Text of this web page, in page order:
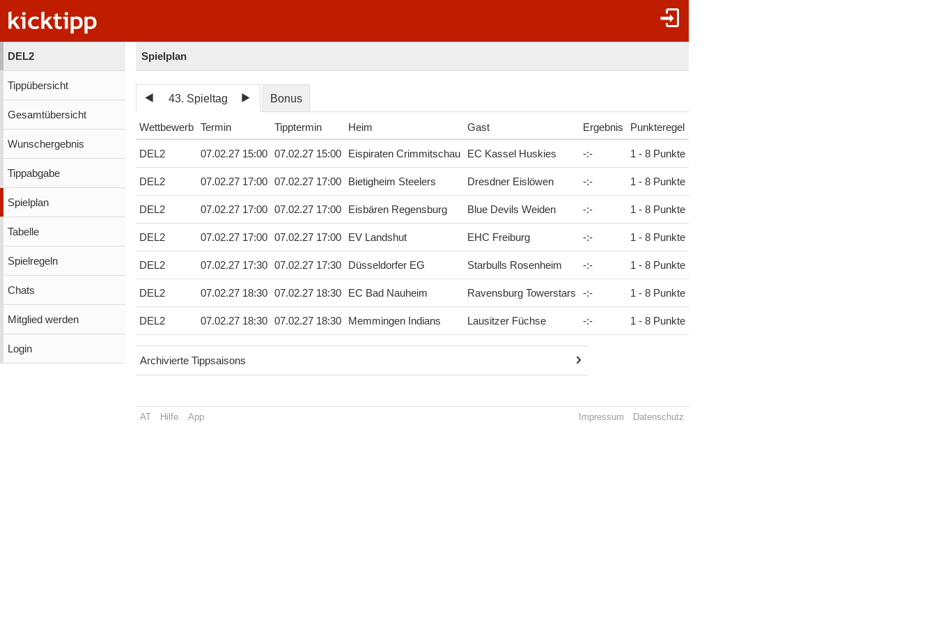
DEL2
Tippübersicht
Gesamtübersicht
Wunschergebnis
Tippabgabe
Spielplan
Tabelle
Spielregeln
Chats
Mitglied werden
Login
Spielplan
43. Spieltag Bonus
Wettbewerb Termin Tipptermin Heim Gast Ergebnis Punkteregel
DEL2 07.02.27 15:00 07.02.27 15:00 Eispiraten Crimmitschau EC Kassel Huskies -:- 1 - 8 Punkte
DEL2 07.02.27 17:00 07.02.27 17:00 Bietigheim Steelers Dresdner Eislöwen -:- 1 - 8 Punkte
DEL2 07.02.27 17:00 07.02.27 17:00 Eisbären Regensburg Blue Devils Weiden -:- 1 - 8 Punkte
DEL2 07.02.27 17:00 07.02.27 17:00 EV Landshut EHC Freiburg -:- 1 - 8 Punkte
DEL2 07.02.27 17:30 07.02.27 17:30 Düsseldorfer EG Starbulls Rosenheim -:- 1 - 8 Punkte
DEL2 07.02.27 18:30 07.02.27 18:30 EC Bad Nauheim Ravensburg Towerstars -:- 1 - 8 Punkte
DEL2 07.02.27 18:30 07.02.27 18:30 Memmingen Indians Lausitzer Füchse -:- 1 - 8 Punkte
Archivierte Tippsaisons
AT Hilfe App Impressum Datenschutz